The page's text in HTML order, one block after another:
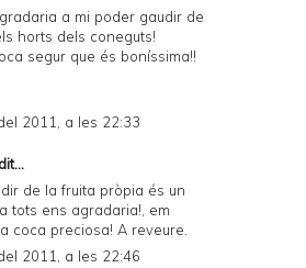
a mi poder gaudir de
horts dels coneguts!
segur que és boníssima!!
2011, a les 22:33
de la fruita pròpia és un
tots ens agradaria!, em
coca preciosa! A reveure.
2011, a les 22:46